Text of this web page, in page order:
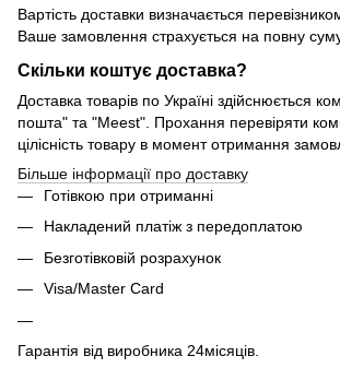
Вартість доставки визначається
Ваше замовлення страхується на повну
Скільки коштує доставка?
Доставка товарів по Україні здійснюється
пошта" та "Meest". Прохання перевіряти
цілісність товару в момент отримання
Більше інформації про доставку
Готівкою при отриманні
Накладений платіж з передоплатою
Безготівковій розрахунок
Visa/Master Card
Гарантія від виробника 24місяців.